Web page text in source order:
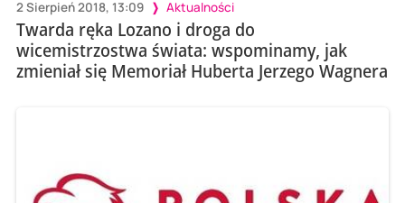
2 Sierpień 2018, 13:09 Aktualności
Twarda ręka Lozano i droga do
wicemistrzostwa świata: wspominamy, jak
zmieniał się Memoriał Huberta Jerzego Wagnera